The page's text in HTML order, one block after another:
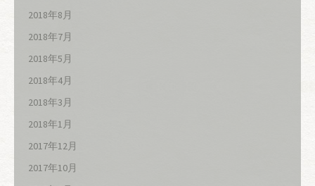
2018年8月
2018年7月
2018年5月
2018年4月
2018年3月
2018年1月
2017年12月
2017年10月